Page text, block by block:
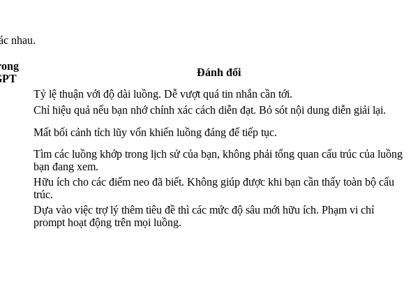
nhau.
Đánh đổi
Tỷ lệ thuận với độ dài luồng. Dễ vượt quá tin nhắn cần tới.
Chỉ hiệu quả nếu bạn nhớ chính xác cách diễn đạt. Bỏ sót nội dung diễn giải lại.
Mất bối cảnh tích lũy vốn khiến luồng đáng để tiếp tục.
Tìm các luồng khớp trong lịch sử của bạn, không phải tổng quan cấu trúc của luồng
bạn đang xem.
Hữu ích cho các điểm neo đã biết. Không giúp được khi bạn cần thấy toàn bộ cấu
trúc.
Dựa vào việc trợ lý thêm tiêu đề thì các mức độ sâu mới hữu ích. Phạm vi chỉ
prompt hoạt động trên mọi luồng.